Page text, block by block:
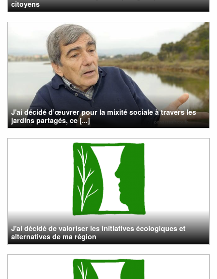
citoyens
J'ai décidé d’œuvrer pour la mixité sociale à travers les
jardins partagés, ce [...]
J'ai décidé de valoriser les initiatives écologiques et
alternatives de ma région